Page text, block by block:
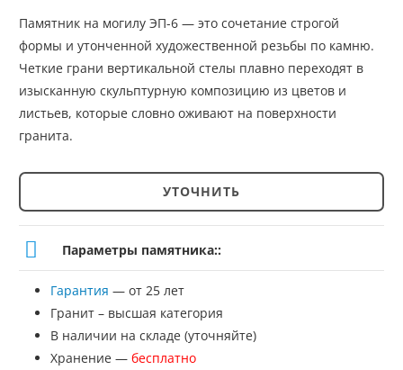
Памятник на могилу ЭП-6 — это сочетание строгой
формы и утонченной художественной резьбы по камню.
Четкие грани вертикальной стелы плавно переходят в
изысканную скульптурную композицию из цветов и
листьев, которые словно оживают на поверхности
гранита.
Количество
товара
Памятник
№ЭП-6
УТОЧНИТЬ
Параметры памятника::
Гарантия — от 25 лет
Гранит – высшая категория
В наличии на складе (уточняйте)
Хранение — бесплатно